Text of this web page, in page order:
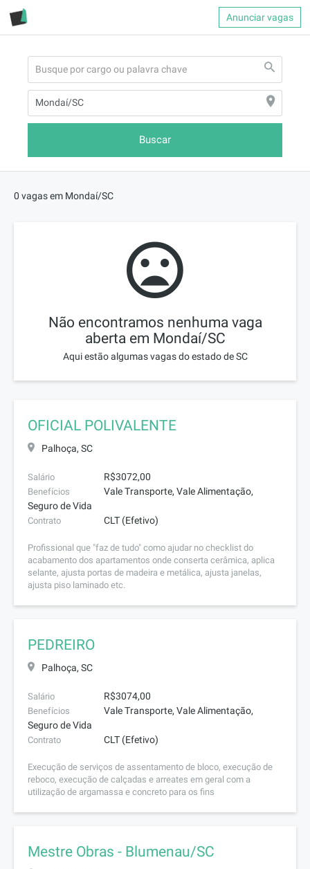
Anunciar vagas
Buscar
0 vagas em Mondaí/SC
Não encontramos nenhuma vaga
aberta em Mondaí/SC
Aqui estão algumas vagas do estado de SC
OFICIAL POLIVALENTE
Palhoça, SC
Salário R$3072,00
Benefícios
Vale Transporte, Vale Alimentação,
Seguro de Vida
Contrato CLT (Efetivo)
Profissional que "faz de tudo" como ajudar no checklist do
acabamento dos apartamentos onde conserta cerâmica, aplica
selante, ajusta portas de madeira e metálica, ajusta janelas,
ajusta piso laminado etc.
PEDREIRO
Palhoça, SC
Salário R$3074,00
Benefícios
Vale Transporte, Vale Alimentação,
Seguro de Vida
Contrato CLT (Efetivo)
Execução de serviços de assentamento de bloco, execução de
reboco, execução de calçadas e arreates em geral com a
utilização de argamassa e concreto para os fins
Mestre Obras - Blumenau/SC